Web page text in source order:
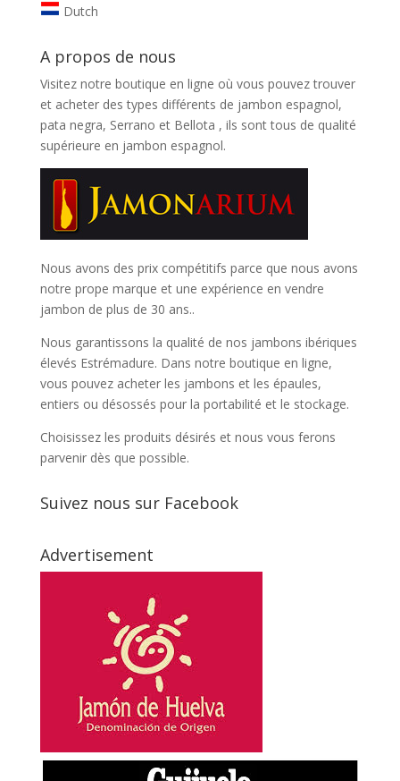
Dutch
A propos de nous
Visitez notre boutique en ligne où vous pouvez trouver
et acheter des types différents de jambon espagnol,
pata negra, Serrano et Bellota , ils sont tous de qualité
supérieure en jambon espagnol.
Nous avons des prix compétitifs parce que nous avons
notre prope marque et une expérience en vendre
jambon de plus de 30 ans..
Nous garantissons la qualité de nos jambons ibériques
élevés Estrémadure. Dans notre boutique en ligne,
vous pouvez acheter les jambons et les épaules,
entiers ou désossés pour la portabilité et le stockage.
Choisissez les produits désirés et nous vous ferons
parvenir dès que possible.
Suivez nous sur Facebook
Advertisement